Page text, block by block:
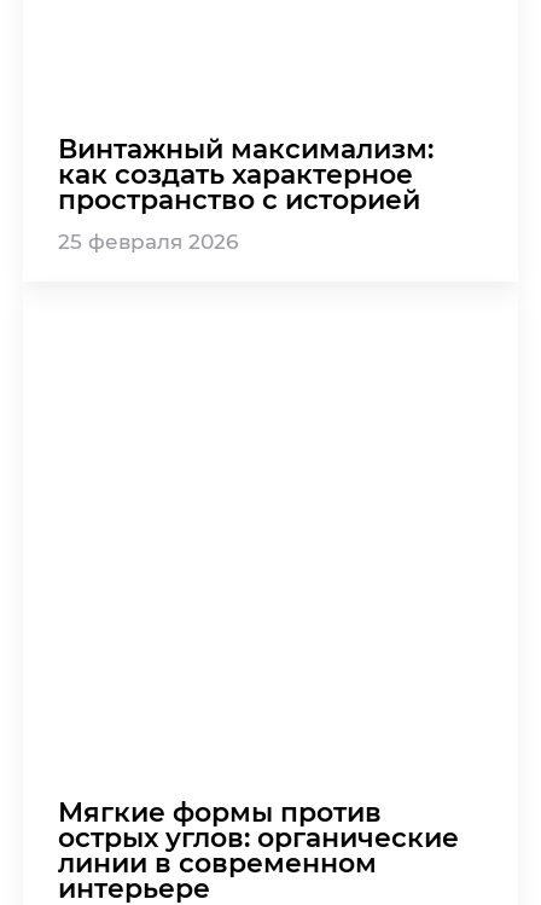
Винтажный максимализм:
как создать характерное
пространство с историей
25 февраля 2026
Мягкие формы против
острых углов: органические
линии в современном
интерьере